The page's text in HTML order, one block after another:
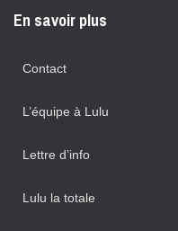
En savoir plus
Contact
L’équipe à Lulu
Lettre d’info
Lulu la totale